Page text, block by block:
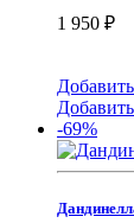
1 950 ₽
-69%